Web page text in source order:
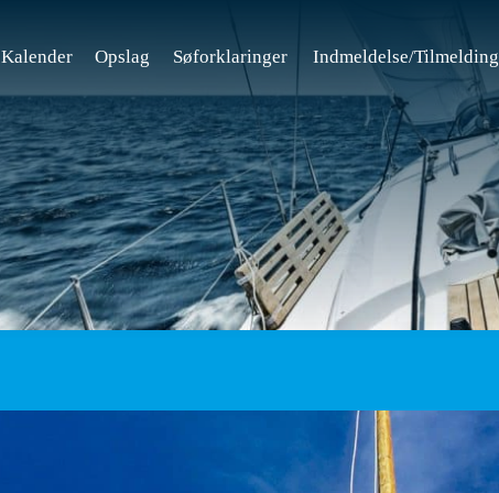
Kalender Opslag Søforklaringer Indmeldelse/Tilmelding